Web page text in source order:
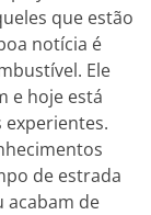
que estão
notícia é
Ele
e hoje está
de estrada
acabam de